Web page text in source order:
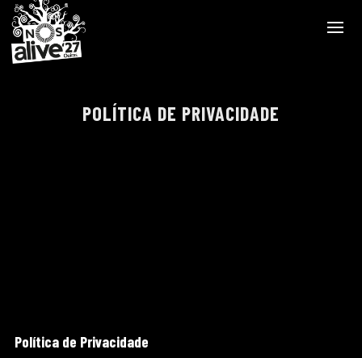
POLÍTICA DE PRIVACIDADE
Política de Privacidade